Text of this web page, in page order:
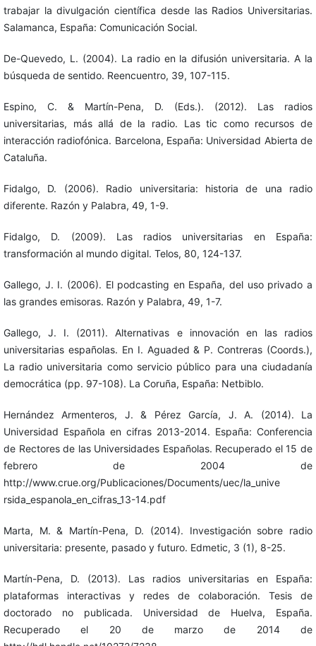
trabajar la divulgación científica desde las Radios Universitarias.
Salamanca, España: Comunicación Social.
De-Quevedo, L. (2004). La radio en la difusión universitaria. A la
búsqueda de sentido. Reencuentro, 39, 107-115.
Espino, C. & Martín-Pena, D. (Eds.). (2012). Las radios
universitarias, más allá de la radio. Las tic como recursos de
interacción radiofónica. Barcelona, España: Universidad Abierta de
Cataluña.
Fidalgo, D. (2006). Radio universitaria: historia de una radio
diferente. Razón y Palabra, 49, 1-9.
Fidalgo, D. (2009). Las radios universitarias en España:
transformación al mundo digital. Telos, 80, 124-137.
Gallego, J. I. (2006). El podcasting en España, del uso privado a
las grandes emisoras. Razón y Palabra, 49, 1-7.
Gallego, J. I. (2011). Alternativas e innovación en las radios
universitarias españolas. En I. Aguaded & P. Contreras (Coords.),
La radio universitaria como servicio público para una ciudadanía
democrática (pp. 97-108). La Coruña, España: Netbiblo.
Hernández Armenteros, J. & Pérez García, J. A. (2014). La
Universidad Española en cifras 2013-2014. España: Conferencia
de Rectores de las Universidades Españolas. Recuperado el 15 de
febrero de 2004 de
http://www.crue.org/Publicaciones/Documents/uec/la_unive
rsida_espanola_en_cifras_13-14.pdf
Marta, M. & Martín-Pena, D. (2014). Investigación sobre radio
universitaria: presente, pasado y futuro. Edmetic, 3 (1), 8-25.
Martín-Pena, D. (2013). Las radios universitarias en España:
plataformas interactivas y redes de colaboración. Tesis de
doctorado no publicada. Universidad de Huelva, España.
Recuperado el 20 de marzo de 2014 de